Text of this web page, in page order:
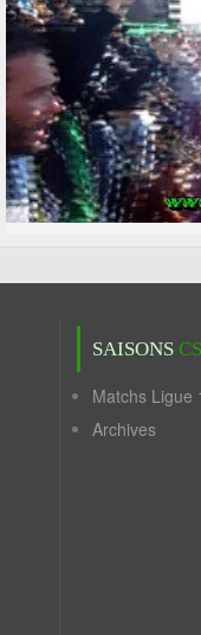
SAISONS
Matchs Ligue
Archives